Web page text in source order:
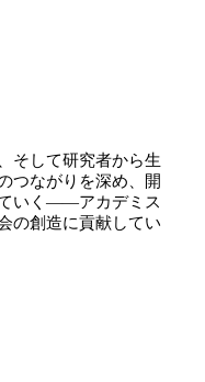
そして研究者から生
つながりを深め、開
ていく——アカデミス
の創造に貢献してい